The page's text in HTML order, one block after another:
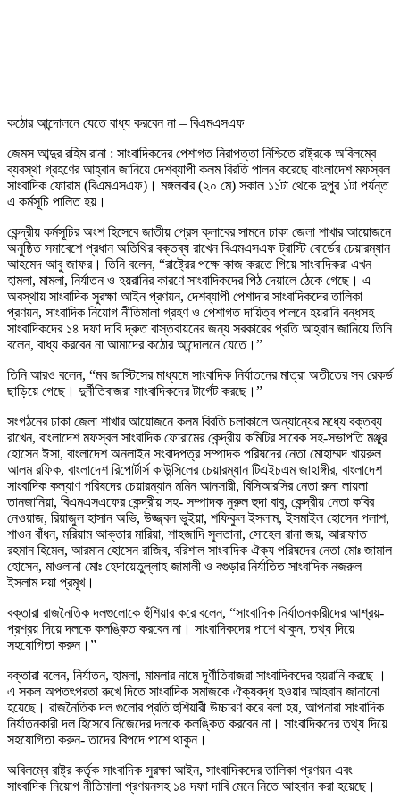
কঠোর আন্দোলনে যেতে বাধ্য করবেন না – বিএমএসএফ
জেমস আব্দুর রহিম রানা : সাংবাদিকদের পেশাগত নিরাপত্তা নিশ্চিতে রাষ্ট্রকে অবিলম্বে
ব্যবস্থা গ্রহণের আহ্বান জানিয়ে দেশব্যাপী কলম বিরতি পালন করেছে বাংলাদেশ মফস্বল
সাংবাদিক ফোরাম (বিএমএসএফ)। মঙ্গলবার (২০ মে) সকাল ১১টা থেকে দুপুর ১টা পর্যন্ত
এ কর্মসূচি পালিত হয়।
কেন্দ্রীয় কর্মসূচির অংশ হিসেবে জাতীয় প্রেস ক্লাবের সামনে ঢাকা জেলা শাখার আয়োজনে
অনুষ্ঠিত সমাবেশে প্রধান অতিথির বক্তব্য রাখেন বিএমএসএফ ট্রাস্টি বোর্ডের চেয়ারম্যান
আহমেদ আবু জাফর। তিনি বলেন, “রাষ্ট্রের পক্ষে কাজ করতে গিয়ে সাংবাদিকরা এখন
হামলা, মামলা, নির্যাতন ও হয়রানির কারণে সাংবাদিকদের পিঠ দেয়ালে ঠেকে গেছে। এ
অবস্থায় সাংবাদিক সুরক্ষা আইন প্রণয়ন, দেশব্যাপী পেশাদার সাংবাদিকদের তালিকা
প্রণয়ন, সাংবাদিক নিয়োগ নীতিমালা গ্রহণ ও পেশাগত দায়িত্ব পালনে হয়রানি বন্ধসহ
সাংবাদিকদের ১৪ দফা দাবি দ্রুত বাস্তবায়নের জন্য সরকারের প্রতি আহ্বান জানিয়ে তিনি
বলেন, বাধ্য করবেন না আমাদের কঠোর আন্দোলনে যেতে।”
তিনি আরও বলেন, “মব জাস্টিসের মাধ্যমে সাংবাদিক নির্যাতনের মাত্রা অতীতের সব রেকর্ড
ছাড়িয়ে গেছে। দুর্নীতিবাজরা সাংবাদিকদের টার্গেট করছে।”
সংগঠনের ঢাকা জেলা শাখার আয়োজনে কলম বিরতি চলাকালে অন্যান্যের মধ্যে বক্তব্য
রাখেন, বাংলাদেশ মফস্বল সাংবাদিক ফোরামের কেন্দ্রীয় কমিটির সাবেক সহ-সভাপতি মঞ্জুর
হোসেন ঈসা, বাংলাদেশ অনলাইন সংবাদপত্র সম্পাদক পরিষদের নেতা মোহাম্মদ খায়রুল
আলম রফিক, বাংলাদেশ রিপোর্টার্স কাউন্সিলের চেয়ারম্যান টিএইচএম জাহাঙ্গীর, বাংলাদেশ
সাংবাদিক কল্যাণ পরিষদের চেয়ারম্যান মমিন আনসারী, বিসিআরসির নেতা রুনা লায়লা
তানজানিয়া, বিএমএসএফের কেন্দ্রীয় সহ- সম্পাদক নুরুল হুদা বাবু, কেন্দ্রীয় নেতা কবির
নেওয়াজ, রিয়াজুল হাসান অভি, উজ্জ্বল ভুইয়া, শফিকুল ইসলাম, ইসমাইল হোসেন পলাশ,
শাওন বাঁধন, মরিয়াম আক্তার মারিয়া, শাহজাদি সুলতানা, সোহেল রানা জয়, আরাফাত
রহমান হিমেল, আরমান হোসেন রাজিব, বরিশাল সাংবাদিক ঐক্য পরিষদের নেতা মোঃ জামাল
হোসেন, মাওলানা মোঃ হেদায়েতুল্লাহ জামালী ও বগুড়ার নির্যাতিত সাংবাদিক নজরুল
ইসলাম দয়া প্রমূখ।
বক্তারা রাজনৈতিক দলগুলোকে হুঁশিয়ার করে বলেন, “সাংবাদিক নির্যাতনকারীদের আশ্রয়-
প্রশ্রয় দিয়ে দলকে কলঙ্কিত করবেন না। সাংবাদিকদের পাশে থাকুন, তথ্য দিয়ে
সহযোগিতা করুন।”
বক্তারা বলেন, নির্যাতন, হামলা, মামলার নামে দূর্ণীতিবাজরা সাংবাদিকদের হয়রানি করছে ।
এ সকল অপতৎপরতা রুখে দিতে সাংবাদিক সমাজকে ঐক্যবদ্ধ হওয়ার আহবান জানানো
হয়েছে। রাজনৈতিক দল গুলোর প্রতি হুশিয়ারী উচ্চারণ করে বলা হয়, আপনারা সাংবাদিক
নির্যাতনকারী দল হিসেবে নিজেদের দলকে কলঙ্কিত করবেন না। সাংবাদিকদের তথ্য দিয়ে
সহযোগিতা করুন- তাদের বিপদে পাশে থাকুন।
অবিলম্বে রাষ্ট্র কর্তৃক সাংবাদিক সুরক্ষা আইন, সাংবাদিকদের তালিকা প্রণয়ন এবং
সাংবাদিক নিয়োগ নীতিমালা প্রণয়নসহ ১৪ দফা দাবি মেনে নিতে আহবান করা হয়েছে।